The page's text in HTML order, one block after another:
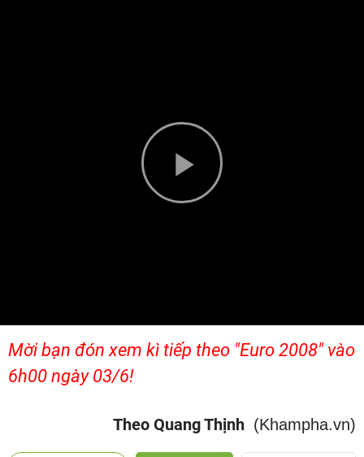
Play
Mời bạn đón xem kì tiếp theo "Euro 2008" vào
6h00 ngày 03/6!
Theo Quang Thịnh (Khampha.vn)